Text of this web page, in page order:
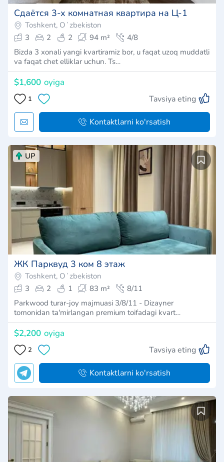
Сдаётся 3-х комнатная квартира на Ц-1
Toshkent, Oʻzbekiston
3
2 2 94 m²
4/8
Bizda 3 xonali yangi kvartiramiz bor, u faqat uzoq muddatli
va faqat chet elliklar uchun. Ts…
$1,600 oyiga
1 Tavsiya eting
Kontaktlarni ko'rsatish
UP
ЖК Парквуд 3 ком 8 этаж
Toshkent, Oʻzbekiston
3
2 1 83 m²
8/11
Parkwood turar-joy majmuasi 3/8/11 - Dizayner
tomonidan ta'mirlangan premium toifadagi kvart…
$2,200 oyiga
2 Tavsiya eting
Kontaktlarni ko'rsatish